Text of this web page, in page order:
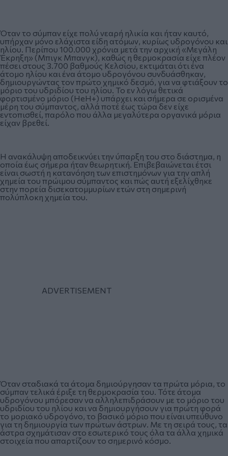
Όταν το σύμπαν είχε πολύ νεαρή ηλικία και ήταν καυτό,
υπήρχαν μόνο ελάχιστα είδη ατόμων, κυρίως υδρογόνου και
ηλίου. Περίπου 100.000 χρόνια μετά την αρχική «Μεγάλη
Έκρηξη» (Μπιγκ Μπανγκ), καθώς η θερμοκρασία είχε πλέον
πέσει στους 3.700 βαθμούς Κελσίου, εκτιμάται ότι ένα
άτομο ηλίου και ένα άτομο υδρογόνου συνδυάσθηκαν,
δημιουργώντας τον πρώτο χημικό δεσμό, για να φτιάξουν το
μόριο του υδριδίου του ηλίου. Το εν λόγω θετικά
φορτισμένο μόριο (HeH+) υπάρχει και σήμερα σε ορισμένα
μέρη του σύμπαντος, αλλά ποτέ έως τώρα δεν είχε
εντοπισθεί, παρόλο που άλλα μεγαλύτερα οργανικά μόρια
είχαν βρεθεί.
Η ανακάλυψη αποδεικνύει την ύπαρξη του στο διάστημα, η
οποία έως σήμερα ήταν θεωρητική. Επιβεβαιώνεται έτσι
είναι σωστή η κατανόηση των επιστημόνων για την απλή
χημεία του πρώιμου σύμπαντος και πώς αυτή εξελίχθηκε
στην πορεία δισεκατομμυρίων ετών στη σημερινή
πολύπλοκη χημεία του.
Όταν σταδιακά τα άτομα δημιούργησαν τα πρώτα μόρια, το
σύμπαν τελικά έριξε τη θερμοκρασία του. Τότε άτομα
υδρογόνου μπόρεσαν να αλληλεπιδράσουν με το μόριο του
υδριδίου του ηλίου και να δημιουργήσουν για πρώτη φορά
το μοριακό υδρογόνο, το βασικό μόριο που είναι υπεύθυνο
για τη δημιουργία των πρώτων άστρων. Με τη σειρά τους, τα
άστρα σχημάτισαν στο εσωτερικό τους όλα τα άλλα χημικά
στοιχεία που απαρτίζουν το σημερινό κόσμο.